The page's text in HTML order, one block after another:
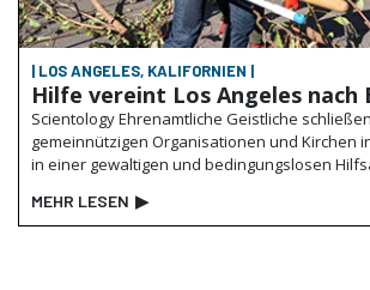
| LOS ANGELES, KALIFORNIEN |
Hilfe vereint Los Angeles nach
Scientology Ehrenamtliche Geistliche
gemeinnützigen Organisationen und Kirchen
in einer gewaltigen und bedingungslosen
MEHR LESEN ▶